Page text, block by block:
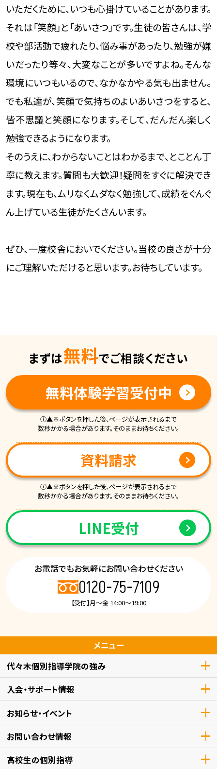
いただくために、いつも心掛けていることがあります。
それは「笑顔」と「あいさつ」です。生徒の皆さんは、学
校や部活動で疲れたり、悩み事があったり、勉強が嫌
いだったり等々、大変なことが多いですよね。そんな
環境にいつもいるので、なかなかやる気も出ません。
でも私達が、笑顔で気持ちのよいあいさつをすると、
皆不思議と笑顔になります。そして、だんだん楽しく
勉強できるようになります。
そのうえに、わからないことはわかるまで、とことん丁
寧に教えます。質問も大歓迎！疑問をすぐに解決でき
ます。現在も、ムリなくムダなく勉強して、成績をぐんぐ
ん上げている生徒がたくさんいます。
ぜひ、一度校舎においでください。当校の良さが十分
にご理解いただけると思います。お待ちしています。
まずは無料でご相談ください
無料体験学習受付中
ⓘ▲※ポタンを押した後、ページが表示されるまで
数秒かかる場合があります。そのままお待ちください。
資料請求
ⓘ▲※ボタンを押した後、ページが表示されるまで
数秒かかる場合があります。そのままお待ちください。
LINE受付
お電話でもお気軽にお問い合わせください
0120-75-7109
【受付】月～金 14:00～19:00
メニュー
代々木個別指導学院の強み
入会・サポート情報
お知らせ・イベント
お問い合わせ情報
高校生の個別指導